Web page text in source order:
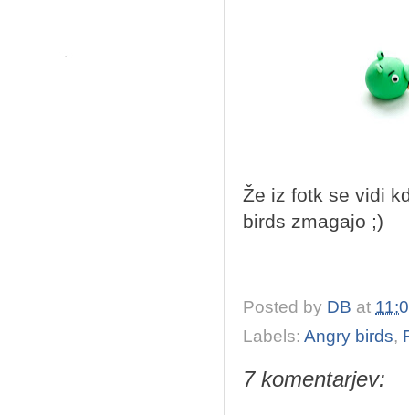
Že iz fotk se vidi
birds zmagajo ;)
Posted by DB at
Labels: Angry birds,
7 komentarjev: